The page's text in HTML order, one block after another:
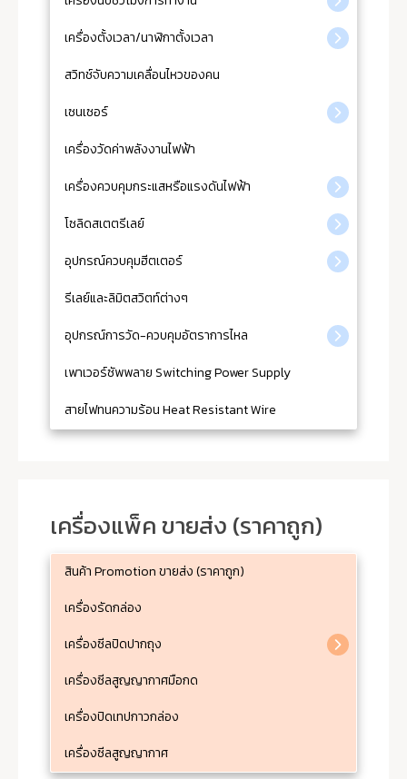
เครื่องตั้งเวลา/นาฬิกาตั้งเวลา
สวิทช์จับความเคลื่อนไหวของคน
เซนเซอร์
เครื่องวัดค่าพลังงานไฟฟ้า
เครื่องควบคุมกระแสหรือแรงดันไฟฟ้า
โซลิดสเตตรีเลย์
อุปกรณ์ควบคุมฮีตเตอร์
รีเลย์และลิมิตสวิตท์ต่างๆ
อุปกรณ์การวัด-ควบคุมอัตราการไหล
เพาเวอร์ซัพพลาย Switching Power Supply
สายไฟทนความร้อน Heat Resistant Wire
เครื่องแพ็ค ขายส่ง (ราคาถูก)
สินค้า Promotion ขายส่ง (ราคาถูก)
เครื่องรัดกล่อง
เครื่องซีลปิดปากถุง
เครื่องซีลสูญญากาศมือกด
เครื่องปิดเทปกาวกล่อง
เครื่องซีลสูญญากาศ